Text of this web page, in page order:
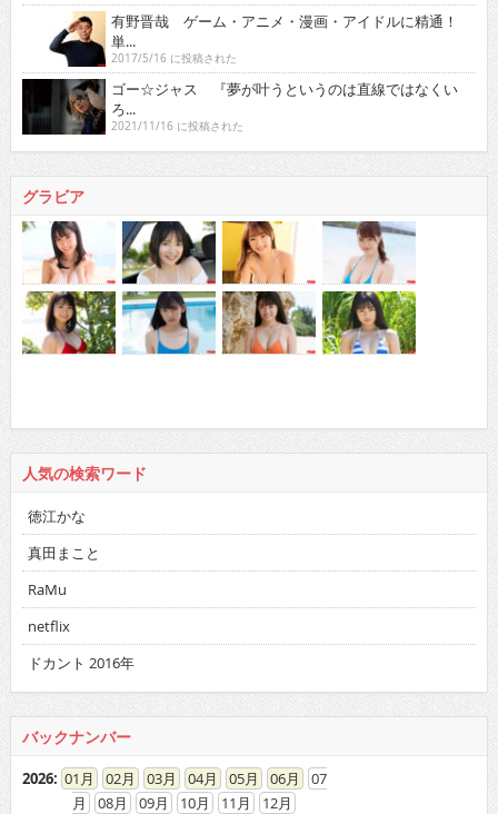
有野晋哉 ゲーム・アニメ・漫画・アイドルに精通！
単...
2017/5/16 に投稿された
ゴー☆ジャス 『夢が叶うというのは直線ではなくい
ろ...
2021/11/16 に投稿された
グラビア
人気の検索ワード
徳江かな
真田まこと
RaMu
netflix
ドカント 2016年
バックナンバー
2026: 01 02 03 04 05 06
07
08
09 10 11 12